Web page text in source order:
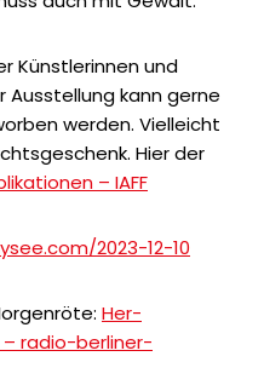
Künstlerinnen und
Ausstellung kann gerne
werden. Vielleicht
Hier der
– IAFF
2023-12-10
Her-
– radio-berliner-